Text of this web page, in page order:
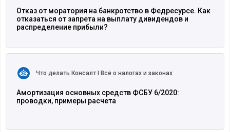
Отказ от моратория на банкротство в Федресурсе. Как
отказаться от запрета на выплату дивидендов и
распределение прибыли?
Что делать Консалт I Всё о налогах и законах
Амортизация основных средств ФСБУ 6/2020:
проводки, примеры расчета